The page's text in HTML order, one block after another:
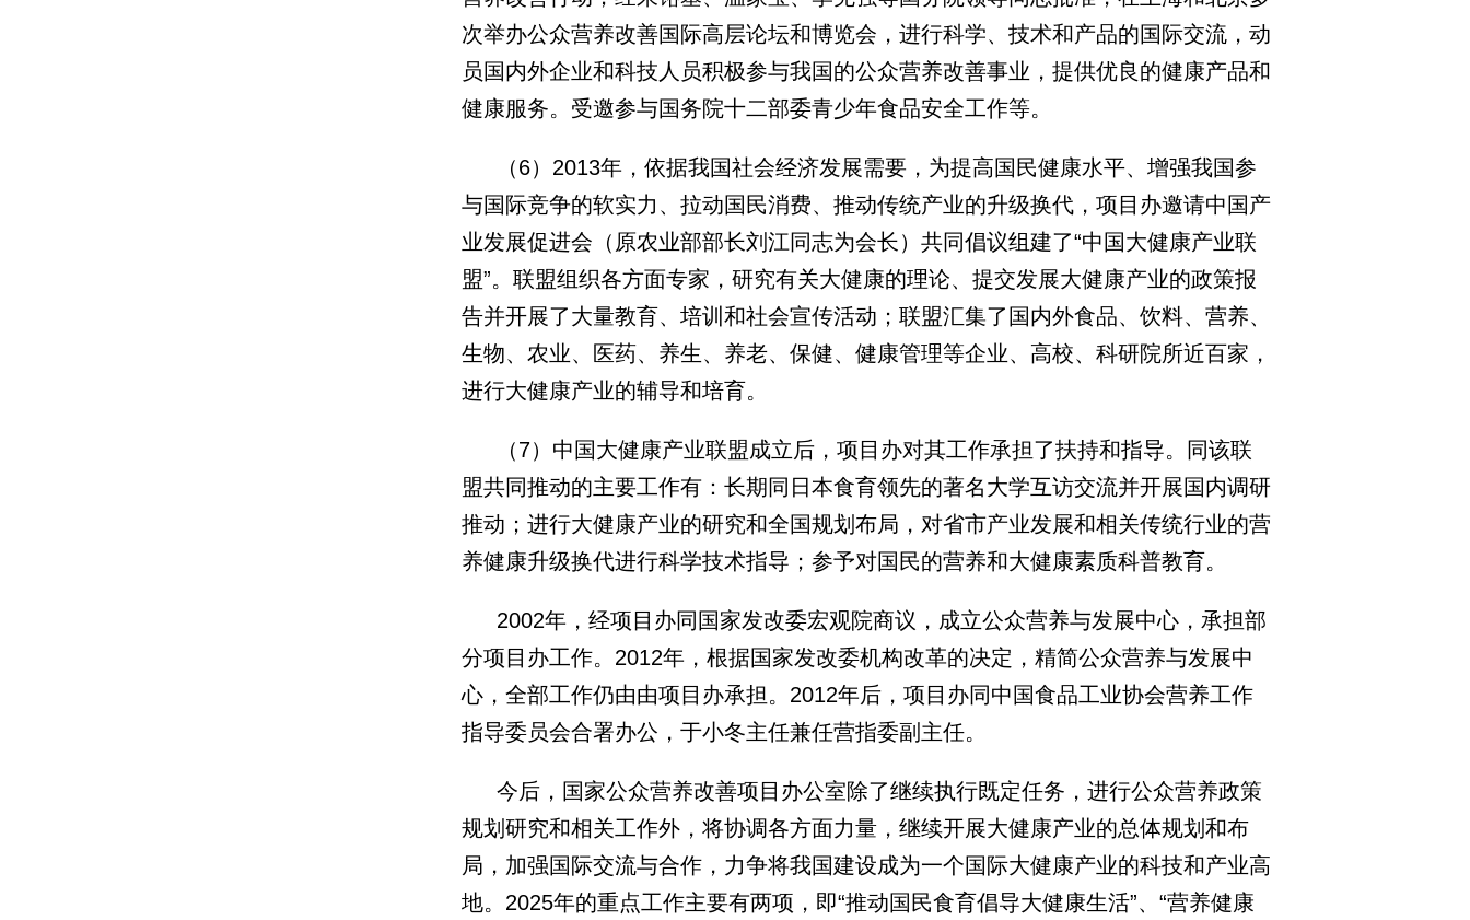
次举办公众营养改善国际高层论坛和博览会，进行科学、技术和产品的国际交流，动
员国内外企业和科技人员积极参与我国的公众营养改善事业，提供优良的健康产品和
健康服务。受邀参与国务院十二部委青少年食品安全工作等。
（6）2013年，依据我国社会经济发展需要，为提高国民健康水平、增强我国参
与国际竞争的软实力、拉动国民消费、推动传统产业的升级换代，项目办邀请中国产
业发展促进会（原农业部部长刘江同志为会长）共同倡议组建了“中国大健康产业联
盟”。联盟组织各方面专家，研究有关大健康的理论、提交发展大健康产业的政策报
告并开展了大量教育、培训和社会宣传活动；联盟汇集了国内外食品、饮料、营养、
生物、农业、医药、养生、养老、保健、健康管理等企业、高校、科研院所近百家，
进行大健康产业的辅导和培育。
（7）中国大健康产业联盟成立后，项目办对其工作承担了扶持和指导。同该联
盟共同推动的主要工作有：长期同日本食育领先的著名大学互访交流并开展国内调研
推动；进行大健康产业的研究和全国规划布局，对省市产业发展和相关传统行业的营
养健康升级换代进行科学技术指导；参予对国民的营养和大健康素质科普教育。
2002年，经项目办同国家发改委宏观院商议，成立公众营养与发展中心，承担部
分项目办工作。2012年，根据国家发改委机构改革的决定，精简公众营养与发展中
心，全部工作仍由由项目办承担。2012年后，项目办同中国食品工业协会营养工作
指导委员会合署办公，于小冬主任兼任营指委副主任。
今后，国家公众营养改善项目办公室除了继续执行既定任务，进行公众营养政策
规划研究和相关工作外，将协调各方面力量，继续开展大健康产业的总体规划和布
局，加强国际交流与合作，力争将我国建设成为一个国际大健康产业的科技和产业高
地。2025年的重点工作主要有两项，即“推动国民食育倡导大健康生活”、“营养健康